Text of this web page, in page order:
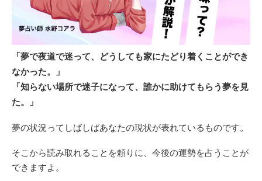
「夢で夜道で迷って、どうしても家にたどり着くことができ
なかった。」
「知らない場所で迷子になって、誰かに助けてもらう夢を見
た。」
夢の状況ってしばしばあなたの現状が表れているものです。
そこから読み取れることを頼りに、今後の運勢を占うことが
できますよ。